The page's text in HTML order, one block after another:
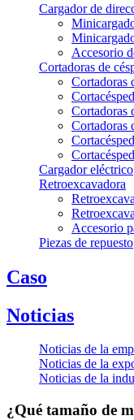
Cargador de
Accesorio
Cortadoras de
Cortadoras
Cortadoras
Cortadoras
Cargador eléctrico
Retroexcavadora
Accesorio
Piezas de repuesto
Caso
Noticias
Noticias de la
Noticias de la
Noticias de la
¿Qué tamaño de